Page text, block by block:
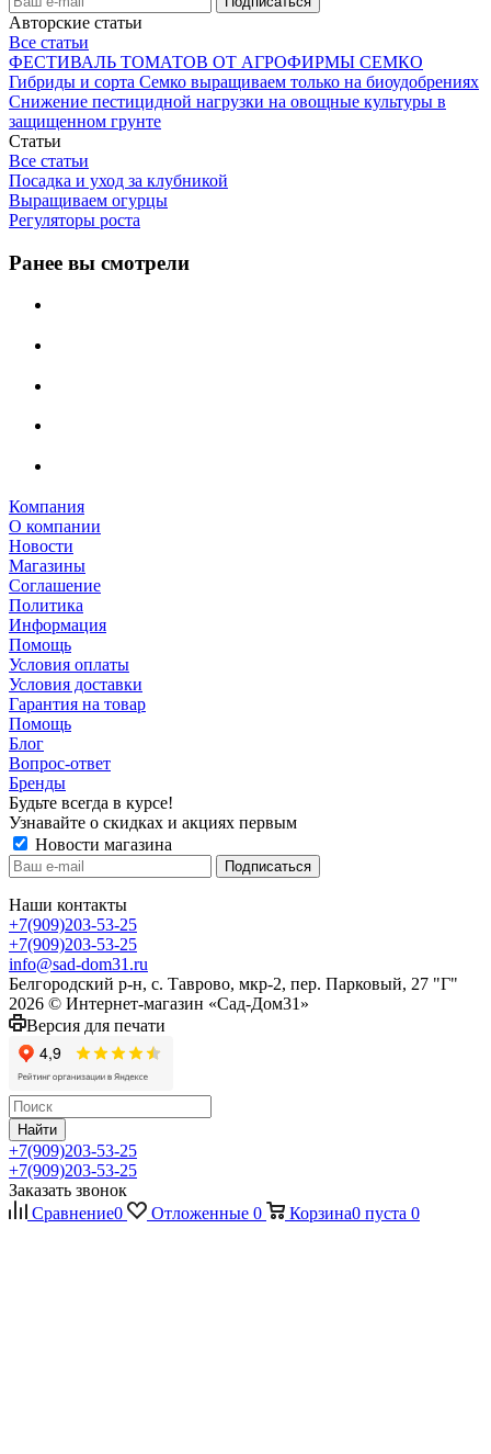
Авторские статьи
Все статьи
ФЕСТИВАЛЬ ТОМАТОВ ОТ АГРОФИРМЫ СЕМКО
Гибриды и сорта Семко выращиваем только на биоудобрениях
Снижение пестицидной нагрузки на овощные культуры в
защищенном грунте
Статьи
Все статьи
Посадка и уход за клубникой
Выращиваем огурцы
Регуляторы роста
Ранее вы смотрели
Компания
О компании
Новости
Магазины
Соглашение
Политика
Информация
Помощь
Условия оплаты
Условия доставки
Гарантия на товар
Помощь
Блог
Вопрос-ответ
Бренды
Будьте всегда в курсе!
Узнавайте о скидках и акциях первым
Новости магазина
Наши контакты
+7(909)203-53-25
+7(909)203-53-25
info@sad-dom31.ru
Белгородский р-н, с. Таврово, мкр-2, пер. Парковый, 27 "Г"
2026 © Интернет-магазин «Сад-Дом31»
Версия для печати
Найти
+7(909)203-53-25
+7(909)203-53-25
Заказать звонок
Сравнение0 Отложенные 0 Корзина0 пуста 0